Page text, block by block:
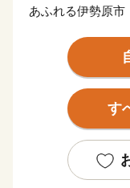
あふれる伊勢原市
また、江戸城を
を偲んで行う「
わいます。
総面積の約1/3が
はじめ、畜産経
ルーツは梨、柿
す